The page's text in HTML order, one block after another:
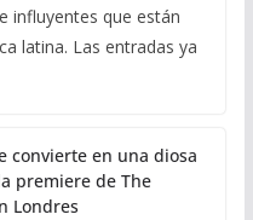
influyentes que están
latina. Las entradas ya
convierte en una diosa
premiere de The
Londres